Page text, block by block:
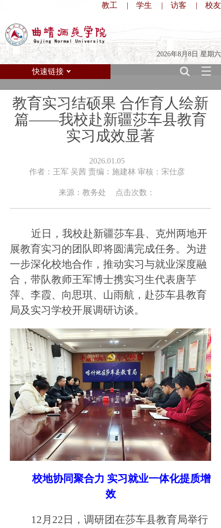
教工 | 学生 | 访客 | 校友
2026年8月8日 星期六
快速链接
教育实习结硕果 合作育人绘新
篇——我校赴新疆莎车县教育
实习成效显著
2026.01.05
作者：王军 吴茜 责编：施建林 审核：宋仕彦
来源：教务处 点击次数：
近日，我校赴新疆莎车县、克州两地开
展教育实习的团队即将圆满完成任务。为进
一步深化校地合作，推动实习与就业深度融
合，带队教师王军博士携实习生代表唐芋
萍、李霞、向思琪、山雨航，赴莎车县教育
局及实习学校开展调研访谈。
校地协同聚合力 实习就业一体化提质增
效
12月22日，调研团在莎车县教育局举行